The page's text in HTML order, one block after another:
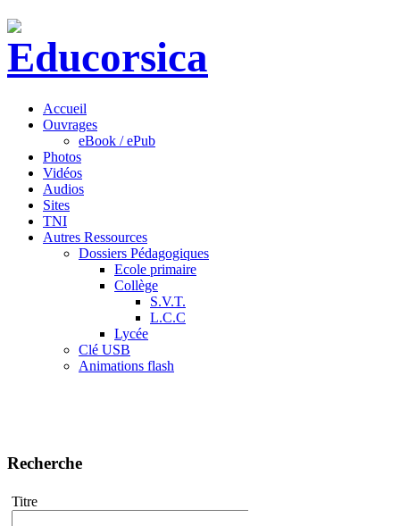
Accueil
Ouvrages
eBook / ePub
Photos
Vidéos
Audios
Sites
TNI
Autres Ressources
Dossiers Pédagogiques
Ecole primaire
Collège
S.V.T.
L.C.C
Lycée
Clé USB
Animations flash
Recherche
Titre